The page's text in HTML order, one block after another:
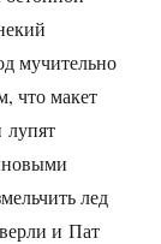
мучительно
что макет
лупят
лед
и Пат